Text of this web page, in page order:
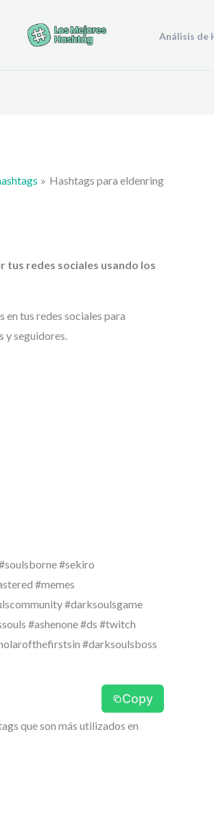
Análisis de
Hashtags para eldenring
tus redes sociales usando los
en tus redes sociales para
y seguidores.
#sekiro
#memes
#darksoulsgame
#ashenone #ds #twitch
#darksoulsboss
Copy
que son más utilizados en